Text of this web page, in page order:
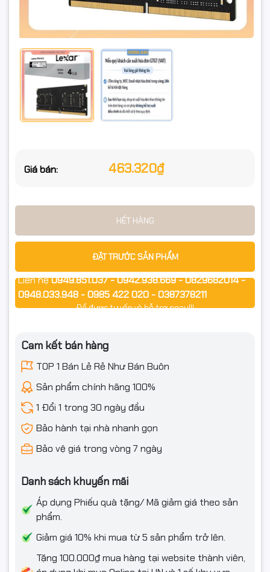
Giá bán: 463.320₫
HẾT HÀNG
ĐẶT TRƯỚC SẢN PHẨM
Liên hệ0949.851.037 - 0942.938.669 - 0829682014 -
0948.033.948 - 0985 422 020 - 0387378211
Để được tư vấn và hỗ trợ ngay!!!
Cam kết bán hàng
TOP 1 Bán Lẻ Rẻ Như Bán Buôn
Sản phẩm chính hãng 100%
1 Đổi 1 trong 30 ngày đầu
Bảo hành tại nhà nhanh gọn
Bảo vệ giá trong vòng 7 ngày
Danh sách khuyến mãi
Áp dụng Phiếu quà tặng/ Mã giảm giá theo sản
phẩm.
Giảm giá 10% khi mua từ 5 sản phẩm trở lên.
Tặng 100.000₫ mua hàng tại website thành viên,